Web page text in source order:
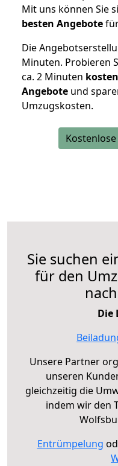
Mit uns können Sie
besten Angebote
Die
Minuten. Probieren
ca. 2 Minuten
Angebote und
Umzugskosten.
Sie suchen
für den
Die
Unsere Partner
unseren
gleichzeitig die
indem wir den
Entrümpelung